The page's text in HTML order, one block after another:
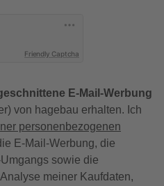
Friendly Captcha
E-Mail-Werbung
von hagebau erhalten. Ich
personenbezogenen
E-Mail-Werbung, die
sowie die
meiner Kaufdaten,